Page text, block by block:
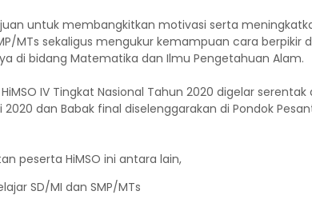
untuk membangkitkan motivasi serta
MTs sekaligus mengukur kemampuan cara
di bidang Matematika dan Ilmu Pengetahuan Alam.
IV Tingkat Nasional Tahun 2020 digelar
2020 dan Babak final diselenggarakan di Pondok
peserta HiMSO ini antara lain,
SD/MI dan SMP/MTs